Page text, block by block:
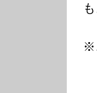
も
※